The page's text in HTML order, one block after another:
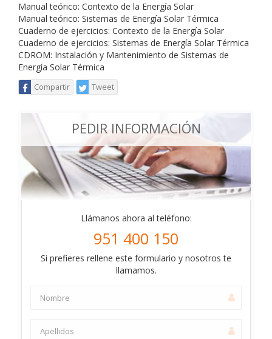
Manual teórico: Contexto de la Energía Solar
Manual teórico: Sistemas de Energía Solar Térmica
Cuaderno de ejercicios: Contexto de la Energía Solar
Cuaderno de ejercicios: Sistemas de Energía Solar Térmica
CDROM: Instalación y Mantenimiento de Sistemas de
Energía Solar Térmica
Compartir Tweet
PEDIR INFORMACIÓN
Llámanos ahora al teléfono:
951 400 150
Si prefieres rellene este formulario y nosotros te
llamamos.